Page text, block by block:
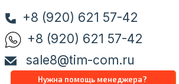
+8 (920) 621 57-42
+8 (920) 621 57-42
sale8@tim-com.ru